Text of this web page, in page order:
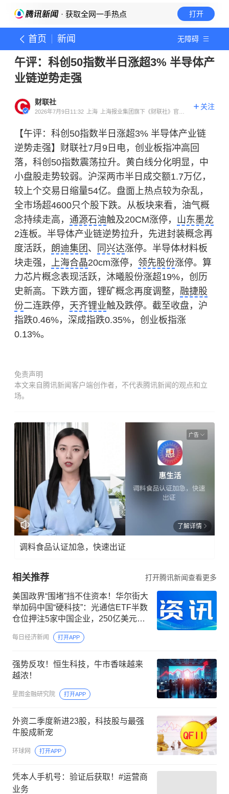
· 获取全网一手热点 打开
首页 新闻 无障碍
午评：科创50指数半日涨超3% 半导体产
业链逆势走强
财联社
2026年7月9日11:32 上海
上海报业集团旗下《财联社》官方
关注
【午评：科创50指数半日涨超3% 半导体产业链
逆势走强】财联社7月9日电，创业板指冲高回
落，科创50指数震荡拉升。黄白线分化明显，中
小盘股走势较弱。沪深两市半日成交额1.7万亿，
较上个交易日缩量54亿。盘面上热点较为杂乱，
全市场超4600只个股下跌。从板块来看，油气概
念持续走高， 通源石油触及20CM涨停， 山东墨龙
2连板。半导体产业链逆势拉升，先进封装概念再
度活跃， 朗迪集团 、 同兴达涨停。半导体材料板
块走强， 上海合晶20cm涨停， 领先股份涨停。算
力芯片概念表现活跃，沐曦股份涨超19%，创历
史新高。下跌方面，锂矿概念再度调整， 融捷股
份二连跌停， 天齐锂业触及跌停。截至收盘，沪
指跌0.46%，深成指跌0.35%，创业板指涨
0.13%。
免责声明
本文来自腾讯新闻客户端创作者，不代表腾讯新闻的观点和立
场。
广告
了解详情
调料食品认证加急，快速出证
相关推荐 打开腾讯新闻查看更多
美国政界“围堵”挡不住资本！华尔街大
举加码中国“硬科技”：光通信ETF半数
仓位押注5家中国企业，250亿美元明
星ETF重仓长鑫科技
每日经济新闻 打开APP
强势反攻！恒生科技，牛市香味越来
越浓！
星图金融研究院 打开APP
外资二季度新进23股，科技股与最强
牛股成新宠
环球网 打开APP
凭本人手机号：验证后获取！#运营商
业务